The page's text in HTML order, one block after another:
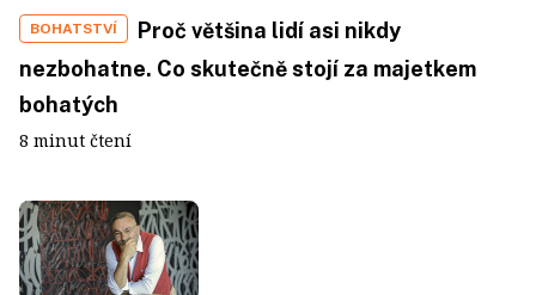
BOHATSTVÍ
Proč většina lidí asi nikdy
nezbohatne. Co skutečně stojí za majetkem
bohatých
8 minut čtení